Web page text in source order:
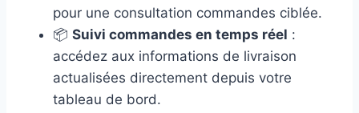
pour une consultation commandes ciblée.
📦 Suivi commandes en temps réel :
accédez aux informations de livraison
actualisées directement depuis votre
tableau de bord.